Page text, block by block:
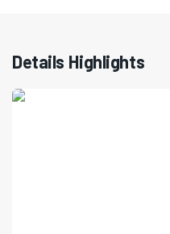
Details Highlights